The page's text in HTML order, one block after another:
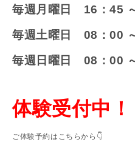
毎週月曜日 16：45
毎週土曜日 08：00
毎週日曜日 08：00
体験受付中！
ご体験予約はこちらから👇